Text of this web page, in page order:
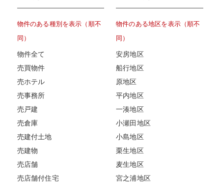
物件のある種別を表示（順不
同）
物件全て
売買物件
売ホテル
売事務所
売戸建
売倉庫
売建付土地
売建物
売店舗
売店舗付住宅
物件のある地区を表示（順不
同）
安房地区
船行地区
原地区
平内地区
一湊地区
小瀬田地区
小島地区
栗生地区
麦生地区
宮之浦地区